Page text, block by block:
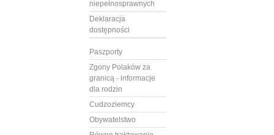
niepełnosprawnych
Deklaracja
dostępności
Paszporty
Zgony Polaków za
granicą - informacje
dla rodzin
Cudzoziemcy
Obywatelstwo